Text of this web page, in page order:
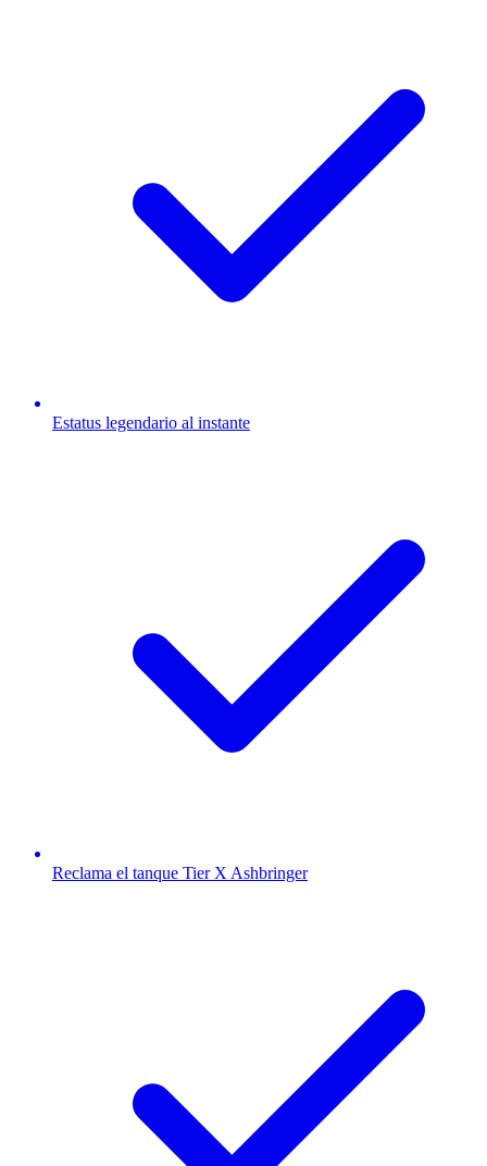
Estatus legendario al instante
Reclama el tanque Tier X Ashbringer